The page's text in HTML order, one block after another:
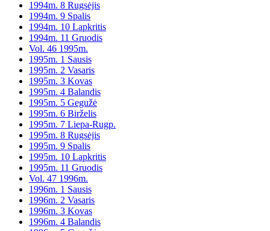
1994m. 8 Rugsėjis
1994m. 9 Spalis
1994m. 10 Lapkritis
1994m. 11 Gruodis
Vol. 46 1995m.
1995m. 1 Sausis
1995m. 2 Vasaris
1995m. 3 Kovas
1995m. 4 Balandis
1995m. 5 Gegužė
1995m. 6 Birželis
1995m. 7 Liepa-Rugp.
1995m. 8 Rugsėjis
1995m. 9 Spalis
1995m. 10 Lapkritis
1995m. 11 Gruodis
Vol. 47 1996m.
1996m. 1 Sausis
1996m. 2 Vasaris
1996m. 3 Kovas
1996m. 4 Balandis